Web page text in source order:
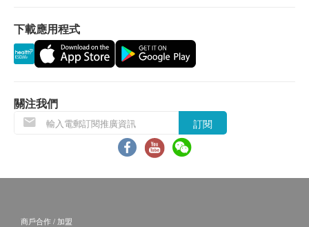
品在送貨日期前送到該地址，若因閣下的原因而導致貨
品超過送貨日期60日後仍不成功派送，
公司保留權利包括任何拒絕要求退款申请之權利。
所有出售之貨品均不設退款。
其他
貝力士環保有限公司 提供。
宣傳圖片及價值僅供參考，一切以實物為準。
下載應用程式
關注我們
訂閱
商戶合作 / 加盟